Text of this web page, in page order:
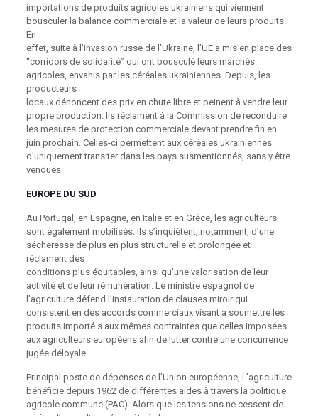
importations de produits agricoles ukrainiens qui viennent
bousculer la balance commerciale et la valeur de leurs produits.
En
effet, suite à l’invasion russe de l’Ukraine, l’UE a mis en place des
“corridors de solidarité” qui ont bousculé leurs marchés
agricoles, envahis par les céréales ukrainiennes. Depuis, les
producteurs
locaux dénoncent des prix en chute libre et peinent à vendre leur
propre production. Ils réclament à la Commission de reconduire
les mesures de protection commerciale devant prendre fin en
juin prochain. Celles-ci permettent aux céréales ukrainiennes
d’uniquement transiter dans les pays susmentionnés, sans y être
vendues.
EUROPE DU SUD
Au Portugal, en Espagne, en Italie et en Grèce, les agriculteurs
sont également mobilisés. Ils s’inquiètent, notamment, d’une
sécheresse de plus en plus structurelle et prolongée et
réclament des
conditions plus équitables, ainsi qu’une valorisation de leur
activité et de leur rémunération. Le ministre espagnol de
l’agriculture défend l’instauration de clauses miroir qui
consistent en des accords commerciaux visant à soumettre les
produits importé s aux mêmes contraintes que celles imposées
aux agriculteurs européens afin de lutter contre une concurrence
jugée déloyale.
Principal poste de dépenses de l’Union européenne, l ’agriculture
bénéficie depuis 1962 de différentes aides à travers la politique
agricole commune (PAC). Alors que les tensions ne cessent de